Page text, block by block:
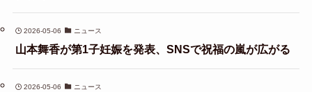
2026-05-06 ニュース
山本舞香が第1子妊娠を発表、SNSで祝福の嵐が広がる
2026-05-06 ニュース